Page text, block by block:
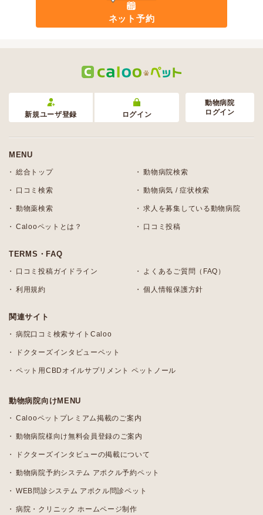
ネット予約
新規ユーザ登録 ログイン
動物病院
ログイン
MENU
総合トップ 動物病院検索
口コミ検索 動物病気 / 症状検索
動物薬検索 求人を募集している動物病院
Calooペットとは？ 口コミ投稿
TERMS・FAQ
口コミ投稿ガイドライン よくあるご質問（FAQ）
利用規約 個人情報保護方針
関連サイト
病院口コミ検索サイトCaloo
ドクターズインタビューペット
ペット用CBDオイルサプリメント ペットノール
動物病院向けMENU
Calooペットプレミアム掲載のご案内
動物病院様向け無料会員登録のご案内
ドクターズインタビューの掲載について
動物病院予約システム アポクル予約ペット
WEB問診システム アポクル問診ペット
病院・クリニック ホームページ制作